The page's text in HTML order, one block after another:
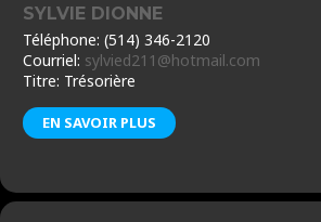
SYLVIE DIONNE
Téléphone: (514) 346-2120
Courriel: sylvied211@hotmail.com
Titre: Trésorière
EN SAVOIR PLUS